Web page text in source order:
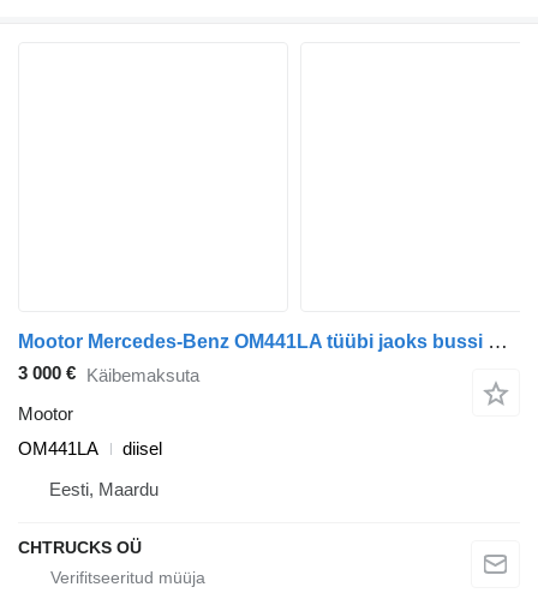
Mootor Mercedes-Benz OM441LA tüübi jaoks bussi Mercedes-Benz O303
3 000 € Käibemaksuta
Mootor
OM441LA
diisel
Eesti, Maardu
CHTRUCKS OÜ